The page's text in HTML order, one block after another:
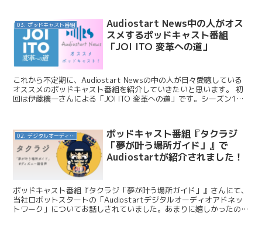
03. ポッドキャスト番組
Audiostart News中の人がオス
スメするポッドキャスト番組
「JOI ITO 変革への道」
これから不定期に、Audiostart Newsの中の人が日々愛聴している
オススメのポッドキャスト番組を紹介していきたいと思います。 初
回は伊藤穰一さんによる「JOI ITO 変革への道」です。シーズン1か
02. デジタルオーディオ広告（音声広告）
ポッドキャスト番組『タクラジ
「夢が叶う場所ガイド」』で
Audiostartが紹介されました！
ポッドキャスト番組『タクラジ「夢が叶う場所ガイド」』さんにて、
当社ロボットスタートの「Audiostartデジタルオーディオアドネッ
トワーク」についてお話しされていました。あまりに嬉しかったので